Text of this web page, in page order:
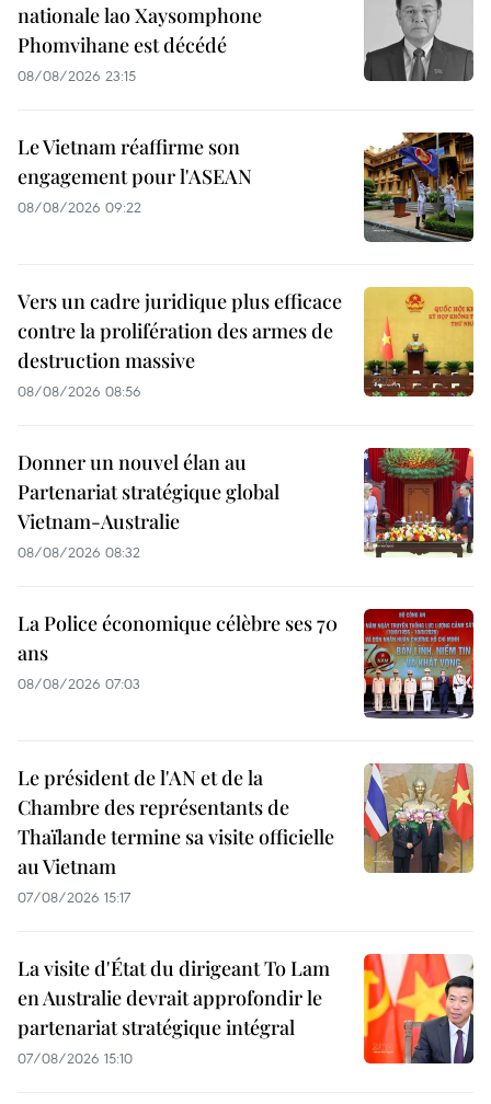
nationale lao Xaysomphone
Phomvihane est décédé
08/08/2026 23:15
Le Vietnam réaffirme son
engagement pour l'ASEAN
08/08/2026 09:22
Vers un cadre juridique plus efficace
contre la prolifération des armes de
destruction massive
08/08/2026 08:56
Donner un nouvel élan au
Partenariat stratégique global
Vietnam-Australie
08/08/2026 08:32
La Police économique célèbre ses 70
ans
08/08/2026 07:03
Le président de l'AN et de la
Chambre des représentants de
Thaïlande termine sa visite officielle
au Vietnam
07/08/2026 15:17
La visite d'État du dirigeant To Lam
en Australie devrait approfondir le
partenariat stratégique intégral
07/08/2026 15:10